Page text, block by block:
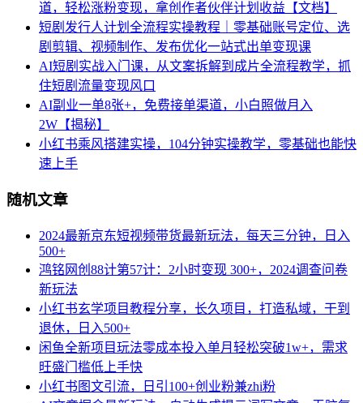
道，轻松涨粉变现，拿创作者伙伴计划收益【文档】
短剧发行人计划全流程实操教程｜零基础账号定位、选
剧剪辑、视频制作、发布优化一站式出单变现课​
AI短剧实战入门课，从文案拆解到成片全流程教学，抓
住短剧流量变现风口
AI副业一单8张+，免费接单渠道，小白照做月入
2W【揭秘】
小红书乘风搭建实操，104分钟实操教学，零基础也能快
速上手
随机文章
2024最新京东短视频带货最新玩法，每天三分钟，日入
500+
鸿铭网创88计第57计：2小时变现 300+，2024调查问卷
新玩法
小红书玄学项目教程分享，长久项目，打造私域，干到
退休，日入500+
闲鱼全新项目玩法零成本投入单月轻松突破1w+，需求
旺盛门槛低上手快
小红书图文引流，日引100+创业粉兼zhi粉